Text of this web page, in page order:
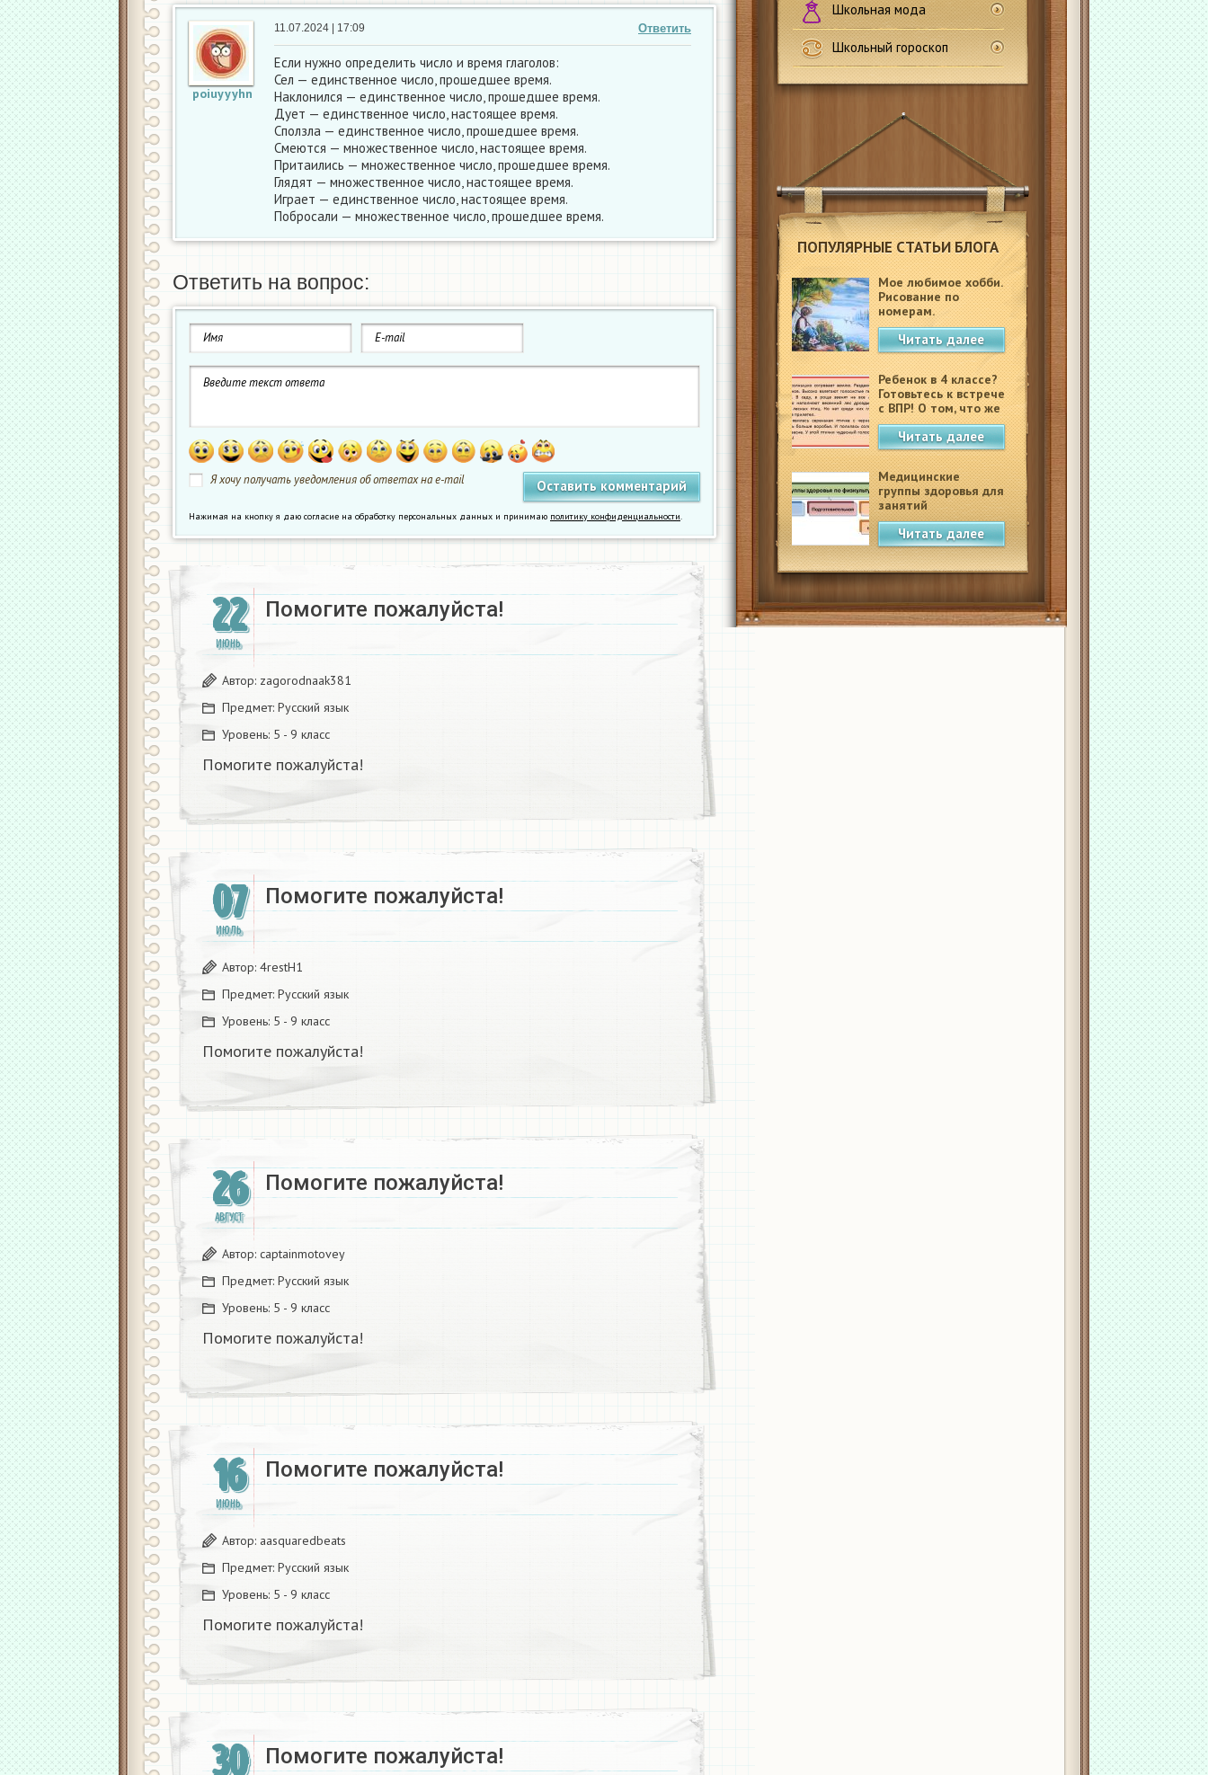
Школьная мода
Школьный гороскоп
ПОПУЛЯРНЫЕ СТАТЬИ БЛОГА
Мое любимое хобби.
Рисование по
номерам.
Читать далее
Ребенок в 4 классе?
Готовьтесь к встрече
с ВПР! О том, что же
это такое.
Читать далее
Медицинские
группы здоровья для
занятий
физкультурой в
школеЧитать далее
poiuyyyhn
Ответить
11.07.2024 | 17:09
Если нужно определить число и время глаголов:
Сел — единственное число, прошедшее время.
Наклонился — единственное число, прошедшее время.
Дует — единственное число, настоящее время.
Сползла — единственное число, прошедшее время.
Смеются — множественное число, настоящее время.
Притаились — множественное число, прошедшее время.
Глядят — множественное число, настоящее время.
Играет — единственное число, настоящее время.
Побросали — множественное число, прошедшее время.
Ответить на вопрос:
Я хочу получать уведомления об ответах на e-mail
Нажимая на кнопку я даю согласие на обработку персональных данных и принимаю политику конфиденциальности.
22
ИЮНЬ
Помогите пожалуйста!
Автор: zagorodnaak381
Предмет: Русский язык
Уровень: 5 - 9 класс
Помогите пожалуйста!
07
ИЮЛЬ
Помогите пожалуйста!
Автор: 4restH1
Предмет: Русский язык
Уровень: 5 - 9 класс
Помогите пожалуйста!
26
АВГУСТ
Помогите пожалуйста!
Автор: captainmotovey
Предмет: Русский язык
Уровень: 5 - 9 класс
Помогите пожалуйста!
16
ИЮНЬ
Помогите пожалуйста!
Автор: aasquaredbeats
Предмет: Русский язык
Уровень: 5 - 9 класс
Помогите пожалуйста!
30 Помогите пожалуйста!